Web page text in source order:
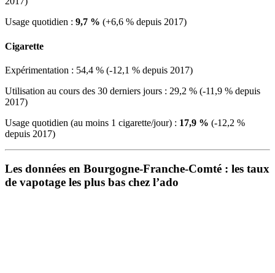
Usage quotidien : 9,7 % (+6,6 % depuis 2017)
Cigarette
Expérimentation : 54,4 % (-12,1 % depuis 2017)
Utilisation au cours des 30 derniers jours : 29,2 % (-11,9 % depuis
2017)
Usage quotidien (au moins 1 cigarette/jour) : 17,9 % (-12,2 %
depuis 2017)
Les données en Bourgogne-Franche-Comté : les taux
de vapotage les plus bas chez l’ado